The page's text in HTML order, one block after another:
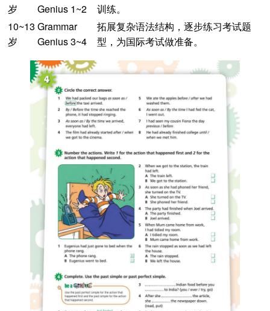
岁
Genius 1~2
训练。
10~13
岁
Grammar
Genius 3~4
拓展复杂语法结构，逐步练习考试题
型，为国际考试做准备。